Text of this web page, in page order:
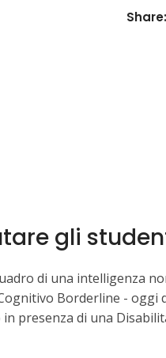
Share:
gli
di una intelligenza
Borderline - oggi
presenza di una